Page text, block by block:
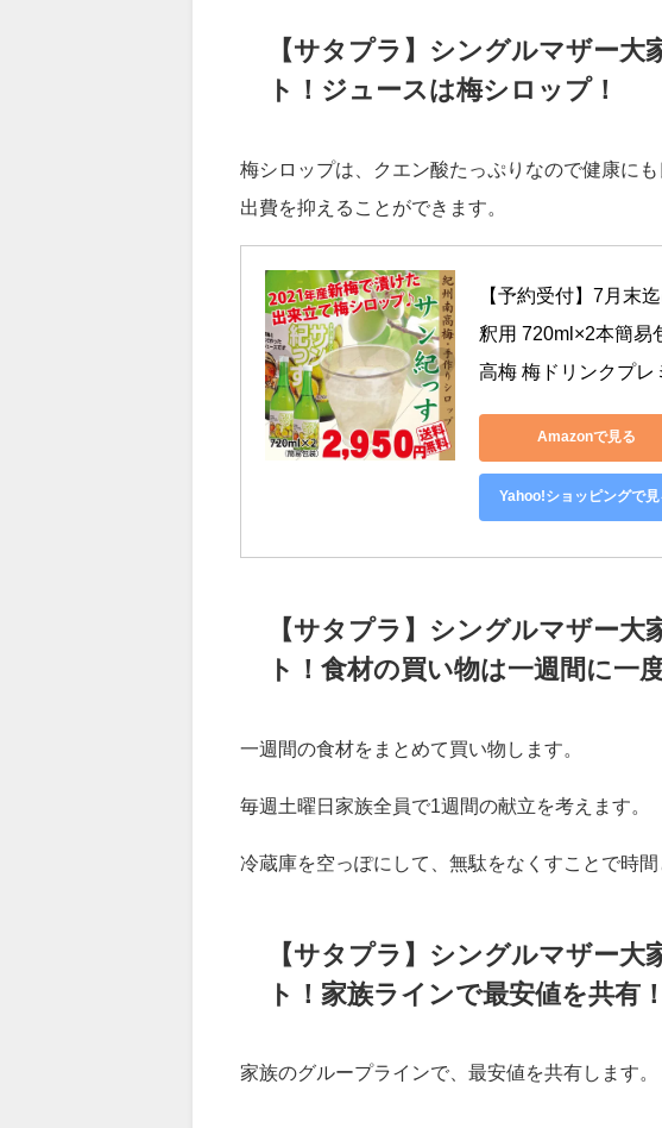
Yahoo!ショッピングで見
【サタプラ】シングルマザー大
ト！ジュースは梅シロップ！
梅シロップは、クエン酸たっぷりなので健康に
出費を抑えることができます。
【予約受付】7月末
釈用 720ml×2本簡易
高梅 梅ドリンクプ
Yahoo!ショッピングで見
【サタプラ】シングルマザー大
ト！食材の買い物は一週間に一度
一週間の食材をまとめて買い物します。
毎週土曜日家族全員で1週間の献立を考えます。
冷蔵庫を空っぽにして、無駄をなくすことで時
【サタプラ】シングルマザー大